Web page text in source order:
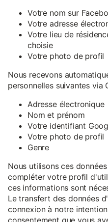
Votre nom sur
Votre adresse
Votre lieu de
choisie
Votre photo de profil
Nous recevons
personnelles suivantes via
Adresse électronique
Nom et prénom
Votre identifiant
Votre photo de profil
Genre
Nous utilisons ces
compléter votre profil
ces informations sont
Le transfert des données
connexion à notre
consentement que vous